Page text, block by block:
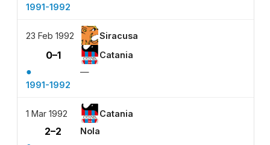
1991-1992
23 Feb 1992 Siracusa
0–1 Catania
●
—
1991-1992
1 Mar 1992 Catania
2–2 Nola